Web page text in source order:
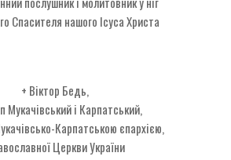
Спасителя нашого Ісуса Христа
+ Віктор Бедь,
Мукачівський і Карпатський,
Карпатською єпархією,
Церкви України